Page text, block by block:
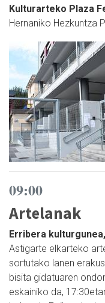
Kulturarteko Plaza
Hernaniko Hezkuntza
09:00
Artelanak
Erribera
Astigarte elkarteko
sortutako lanen
bisita gidatuaren
eskainiko da,